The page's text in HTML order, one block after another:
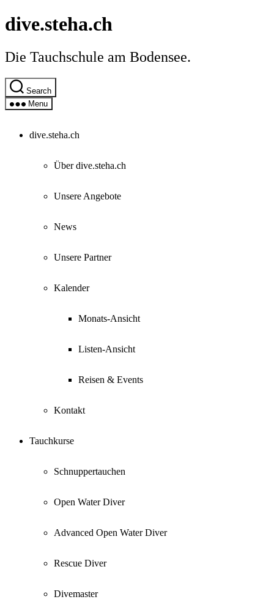
Skip
to
content
dive.steha.ch
Die Tauchschule am Bodensee.
Search
Menu
dive.steha.ch
Über dive.steha.ch
Unsere Angebote
News
Unsere Partner
Kalender
Monats-Ansicht
Listen-Ansicht
Reisen & Events
Kontakt
Tauchkurse
Schnuppertauchen
Open Water Diver
Advanced Open Water Diver
Rescue Diver
Divemaster